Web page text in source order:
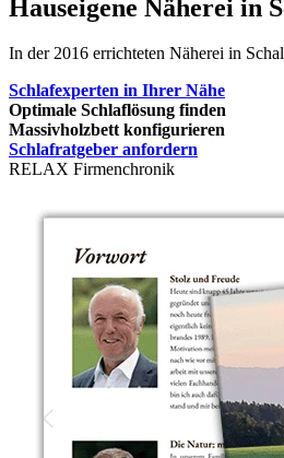
Hauseigene Näherei in
In der 2016 errichteten Näherei in
Schlafexperten in Ihrer Nähe
Optimale Schlaflösung finden
Massivholzbett konfigurieren
Schlafratgeber anfordern
RELAX Firmenchronik